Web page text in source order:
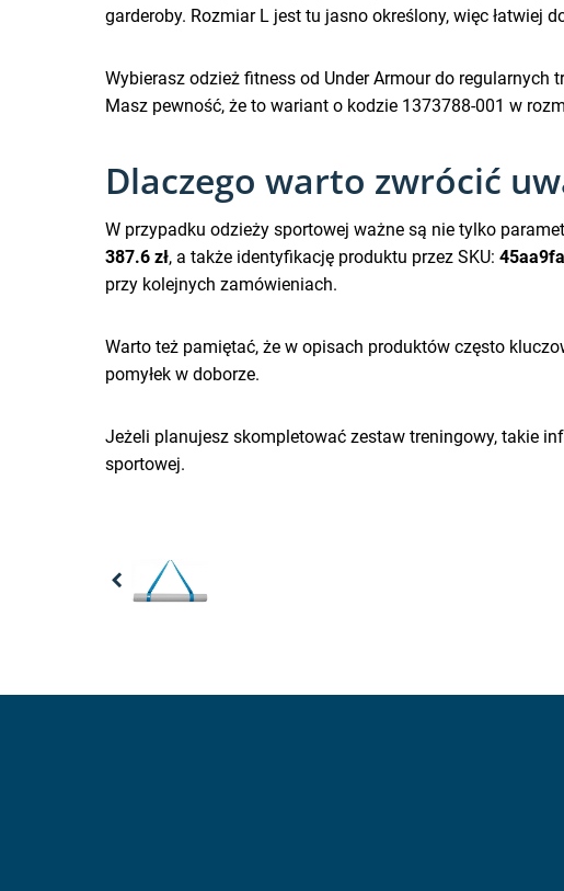
garderoby. Rozmiar L jest tu jasno określony, więc łatwiej
Wybierasz odzież fitness od Under Armour do regularnych
Masz pewność, że to wariant o kodzie 1373788-001 w
Dlaczego warto zwrócić
W przypadku odzieży sportowej ważne są nie tylko
387.6 zł, a także identyfikację produktu przez SKU:
przy kolejnych zamówieniach.
Warto też pamiętać, że w opisach produktów często
pomyłek w doborze.
Jeżeli planujesz skompletować zestaw treningowy, takie
sportowej.